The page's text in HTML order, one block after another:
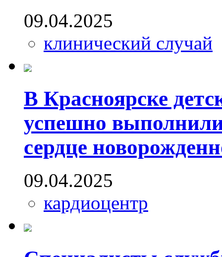
09.04.2025
клинический случай
В Красноярске
успешно
сердце
09.04.2025
кардиоцентр